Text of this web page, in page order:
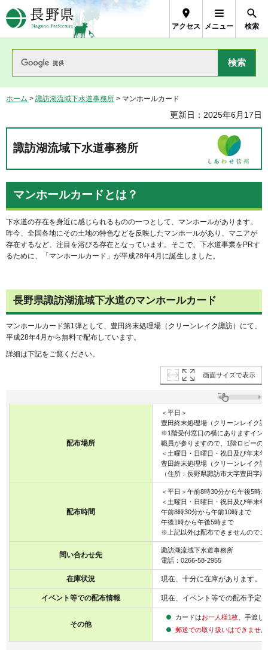
長野県Nagano Prefecture
アクセス メニュー 検索
ホーム > 諏訪湖流域下水道事務所 > マンホールカード
更新日：2025年6月17日
諏訪湖流域下水道事務所
マンホールカードとは？
下水道の存在を身近に感じられるものの一つとして、マンホールがあります。
昨今、全国各地にその土地の特色などを反映したマンホールがあり、マニアが
存在するなど、注目を浴びる存在となっています。そこで、下水道事業をPRす
るために、「マンホールカード」が平成28年4月に誕生しました。
長野県諏訪湖流域下水道のマンホールカード
マンホールカード第1弾として、豊田終末処理場（クリーンレイク諏訪）にて、
平成28年4月から無料で配布しています。
詳細は下記をご覧ください。
画面サイズで表示
配布場所
＜平日＞
豊田終末処理場（クリーンレイク
※1階受付窓口の横にありますイン
職員が参りますので、1階ロビーの
＜土曜日・日曜日・祝日及び年末
豊田終末処理場（クリーンレイク
（住所：長野県諏訪市大字豊田字
配布時間
＜平日＞午前8時30分から午後5時
＜土曜日・日曜日・祝日及び年末
午前8時30分から午前10時まで
午後1時から午後5時まで
※上記以外は配布できませんのでご
問い合わせ先
諏訪湖流域下水道事務所
電話：0266-58-2955
在庫状況 現在、十分に在庫があります。
イベント等での配布情報 現在、イベント等での配布予定
その他
カードはお一人様1枚 、手渡
郵送での取り扱いはできませ